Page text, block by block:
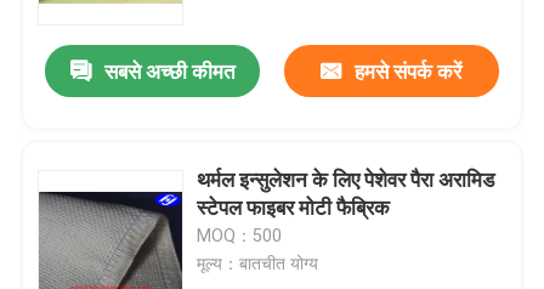
सबसे अच्छी कीमत हमसे संपर्क करें
थर्मल इन्सुलेशन के लिए पेशेवर पैरा अरामिड
स्टेपल फाइबर मोटी फैब्रिक
MOQ：500
मूल्य：बातचीत योग्य